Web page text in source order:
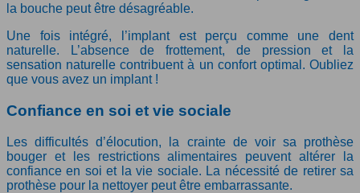
la bouche peut être désagréable.
Une fois intégré, l’implant est perçu comme une dent
naturelle. L’absence de frottement, de pression et la
sensation naturelle contribuent à un confort optimal. Oubliez
que vous avez un implant !
Confiance en soi et vie sociale
Les difficultés d’élocution, la crainte de voir sa prothèse
bouger et les restrictions alimentaires peuvent altérer la
confiance en soi et la vie sociale. La nécessité de retirer sa
prothèse pour la nettoyer peut être embarrassante.